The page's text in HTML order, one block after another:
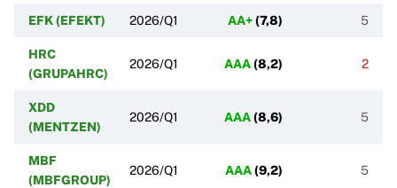
EFK (EFEKT) 2026/Q1 AA+(7,8) 5
HRC
(GRUPAHRC)
2026/Q1 AAA(8,2) 2
XDD
(MENTZEN)
2026/Q1 AAA(8,6) 5
MBF
(MBFGROUP)
2026/Q1 AAA(9,2) 5